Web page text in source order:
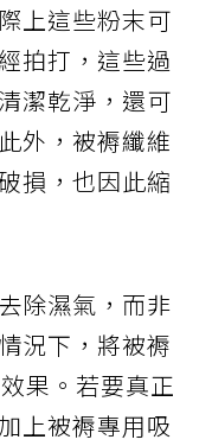
上這些粉末可
拍打，這些過
潔乾淨，還可
外，被褥纖維
損，也因此縮
除濕氣，而非
況下，將被褥
果。若要真正
上被褥專用吸